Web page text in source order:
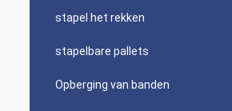
stapel het rekken
stapelbare pallets
Opberging van banden